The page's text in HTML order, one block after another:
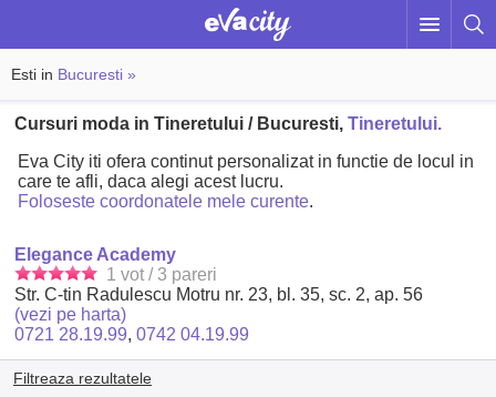
Esti in Bucuresti »
Cursuri moda in Tineretului / Bucuresti,Tineretului.
Eva City iti ofera continut personalizat in functie de locul in
care te afli, daca alegi acest lucru.
Foloseste coordonatele mele curente.
Elegance Academy
1 vot / 3 pareri
Str. C-tin Radulescu Motru nr. 23, bl. 35, sc. 2, ap. 56
(vezi pe harta)
0721 28.19.99,0742 04.19.99
Filtreaza rezultatele